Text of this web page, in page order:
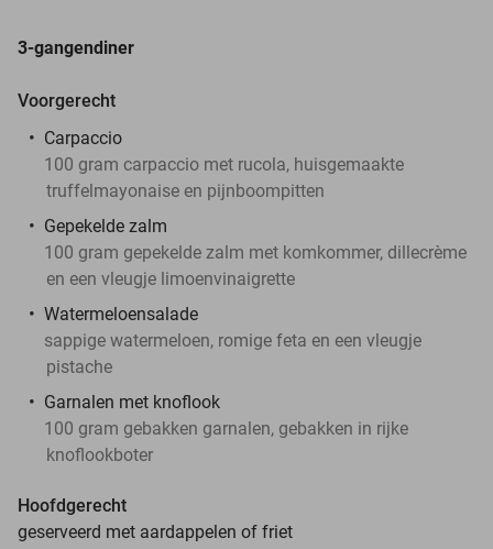
3-gangendiner
Voorgerecht
Carpaccio
100 gram carpaccio met rucola, huisgemaakte
truffelmayonaise en pijnboompitten
Gepekelde zalm
100 gram gepekelde zalm met komkommer, dillecrème
en een vleugje limoenvinaigrette
Watermeloensalade
sappige watermeloen, romige feta en een vleugje
pistache
Garnalen met knoflook
100 gram gebakken garnalen, gebakken in rijke
knoflookboter
Hoofdgerecht
geserveerd met aardappelen of friet